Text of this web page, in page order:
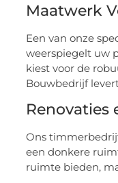
Maatwerk
Een van onze
weerspiegelt uw
kiest voor de
Bouwbedrijf
Renovaties
Ons
een donkere
ruimte bieden,